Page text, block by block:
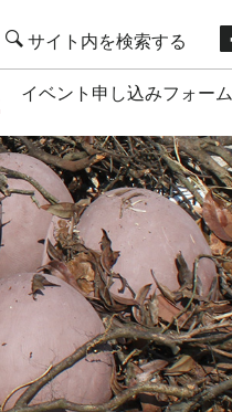
イベント申し込みフォーム